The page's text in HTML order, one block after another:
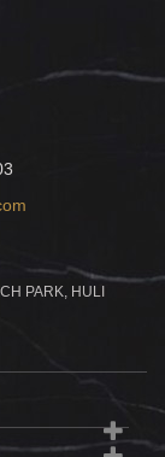
PARK, HULI